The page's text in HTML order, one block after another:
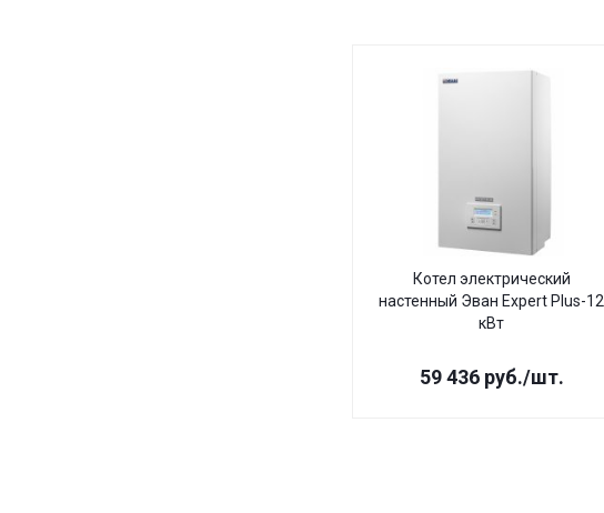
Котел электрический
настенный Эван Expert Plus-12
кВт
59 436руб./шт.